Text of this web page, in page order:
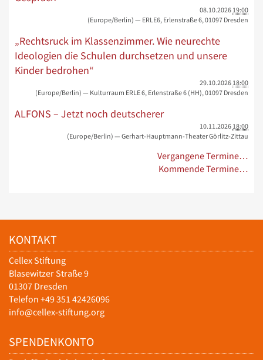
08.10.2026 19:00
(Europe/Berlin) — ERLE6, Erlenstraße 6, 01097 Dresden
„Rechtsruck im Klassenzimmer. Wie neurechte
Ideologien die Schulen durchsetzen und unsere
Kinder bedrohen“
29.10.2026 18:00
(Europe/Berlin) — Kulturraum ERLE 6, Erlenstraße 6 (HH), 01097 Dresden
ALFONS – Jetzt noch deutscherer
10.11.2026 18:00
(Europe/Berlin) — Gerhart-Hauptmann-Theater Görlitz-Zittau
Vergangene Termine…
Kommende Termine…
KONTAKT
Cellex Stiftung
Blasewitzer Straße 9
01307 Dresden
Telefon +49 351 42426096
info@cellex-stiftung.org
SPENDENKONTO